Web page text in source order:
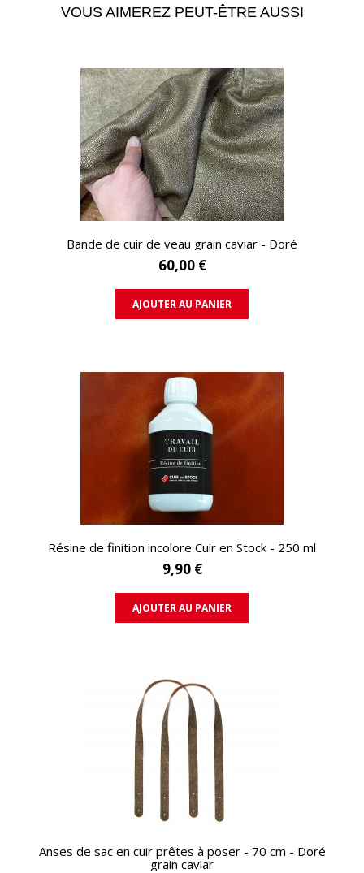
VOUS AIMEREZ PEUT-ÊTRE AUSSI
APERÇU RAPIDE
Bande de cuir de veau grain caviar - Doré
60,00 €
AJOUTER AU PANIER
APERÇU RAPIDE
Résine de finition incolore Cuir en Stock - 250 ml
9,90 €
AJOUTER AU PANIER
APERÇU RAPIDE
Anses de sac en cuir prêtes à poser - 70 cm - Doré
grain caviar